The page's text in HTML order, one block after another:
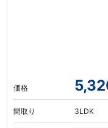
価格
間取り 3LDK